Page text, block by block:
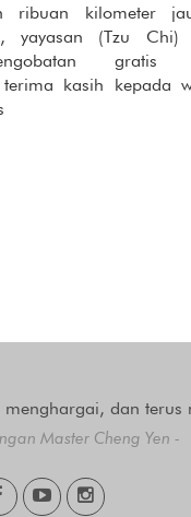
ribuan kilometer
yayasan (Tzu Chi)
gratis
kasih kepada
dan terus
Master Cheng Yen -